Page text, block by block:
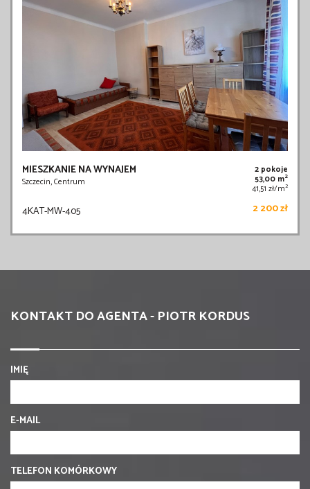
MIESZKANIE NA WYNAJEM
Szczecin, Centrum
2 pokoje
53,00 m2
41,51 zł/m2
4KAT-MW-405 2 200 zł
KONTAKT DO AGENTA - PIOTR KORDUS
IMIĘ
E-MAIL
TELEFON KOMÓRKOWY